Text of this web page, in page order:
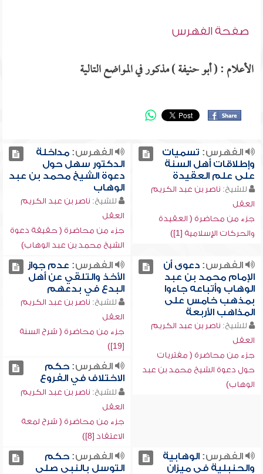
صفحة الفهرس
الأعلام : ( أبو حنيفة ) مذكور في المواضع التالية
الفهرس: تسميات
وإطلاقات أهل السنة
على علم العقيدة
للشيخ: ناصر بن عبد الكريم
العقل
جزء من محاضرة ( العقيدة
والحركات الإسلامية [1])
الفهرس:مداخلة
الدكتور سهل حول
دعوة الشيخ محمد بن عبد
الوهاب
للشيخ: ناصر بن عبد الكريم
العقل
جزء من محاضرة ( حقيقة دعوة
الشيخ محمد بن عبد الوهاب)
الفهرس:دعوى أن
الإمام محمد بن عبد
الوهاب وأتباعه جاءوا
بمذهب خامس على
المذاهب الأربعة
للشيخ: ناصر بن عبد الكريم
العقل
جزء من محاضرة ( مفتريات
حول دعوة الشيخ محمد بن عبد
الوهاب)
الفهرس: عدم جواز
الأخذ والتلقي عن أهل
البدع في بدعهم
للشيخ: ناصر بن عبد الكريم
العقل
جزء من محاضرة ( شرح السنة
[19])
الفهرس:حكم
الاختلاف في الفروع
للشيخ: ناصر بن عبد الكريم
العقل
جزء من محاضرة ( شرح لمعة
الاعتقاد [8])
الفهرس:الوهابية
والحنبلية في ميزان
الفهرس:حكم
التوسل بالنبي صلى